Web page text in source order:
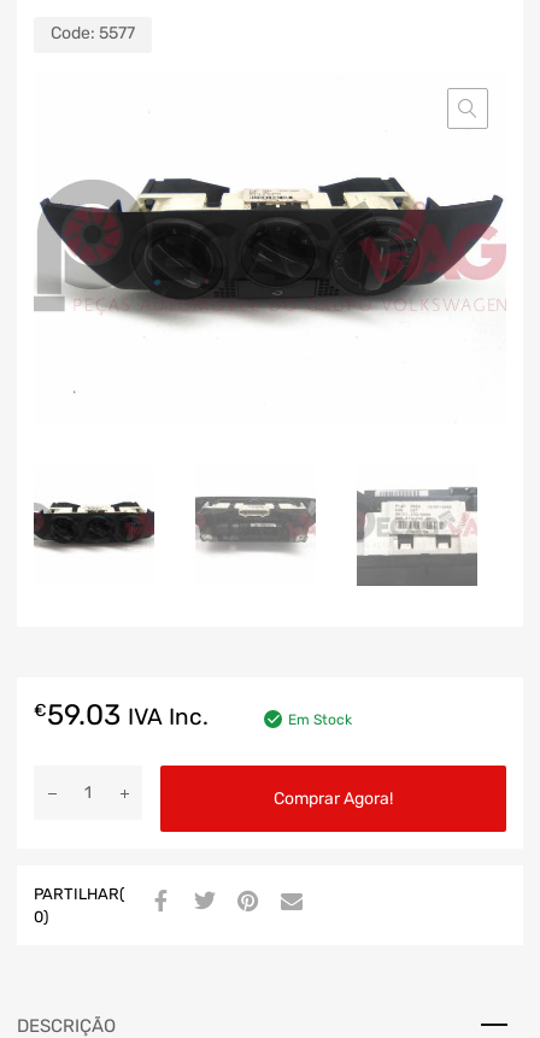
Code: 5577
€59.03 IVA Inc. Em Stock
Comprar Agora!
PARTILHAR(
0)
DESCRIÇÃO